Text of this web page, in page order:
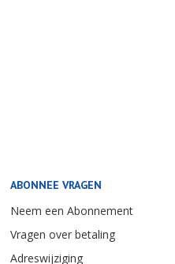
ABONNEE VRAGEN
Neem een Abonnement
Vragen over betaling
Adreswijziging